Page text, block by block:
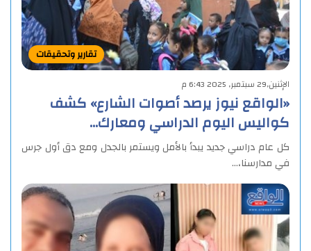
تقارير وتحقيقات
الإثنين,29 سبتمبر, 2025 6:43 م
«الواقع نيوز يرصد أصوات الشارع» كشف
كواليس اليوم الدراسي ومعارك…
كل عام دراسي جديد يبدأ بالأمل ويستمر بالجدل ومع دق أول جرس
في مدارسنا،…